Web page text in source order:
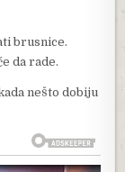
brusnice.
da rade.
nešto dobiju